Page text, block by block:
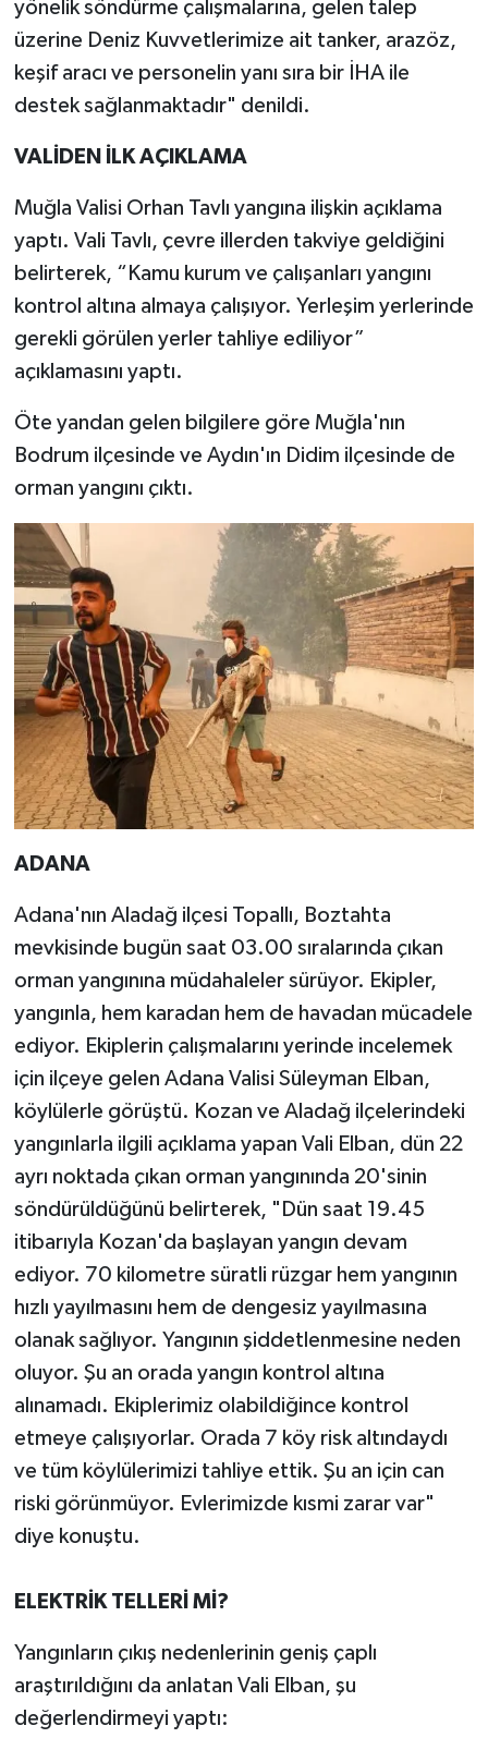
yönelik söndürme çalışmalarına, gelen talep
üzerine Deniz Kuvvetlerimize ait tanker, arazöz,
keşif aracı ve personelin yanı sıra bir İHA ile
destek sağlanmaktadır" denildi.
VALİDEN İLK AÇIKLAMA
Muğla Valisi Orhan Tavlı yangına ilişkin açıklama
yaptı. Vali Tavlı, çevre illerden takviye geldiğini
belirterek, “Kamu kurum ve çalışanları yangını
kontrol altına almaya çalışıyor. Yerleşim yerlerinde
gerekli görülen yerler tahliye ediliyor”
açıklamasını yaptı.
Öte yandan gelen bilgilere göre Muğla'nın
Bodrum ilçesinde ve Aydın'ın Didim ilçesinde de
orman yangını çıktı.
ADANA
Adana'nın Aladağ ilçesi Topallı, Boztahta
mevkisinde bugün saat 03.00 sıralarında çıkan
orman yangınına müdahaleler sürüyor. Ekipler,
yangınla, hem karadan hem de havadan mücadele
ediyor. Ekiplerin çalışmalarını yerinde incelemek
için ilçeye gelen Adana Valisi Süleyman Elban,
köylülerle görüştü. Kozan ve Aladağ ilçelerindeki
yangınlarla ilgili açıklama yapan Vali Elban, dün 22
ayrı noktada çıkan orman yangınında 20'sinin
söndürüldüğünü belirterek, "Dün saat 19.45
itibarıyla Kozan'da başlayan yangın devam
ediyor. 70 kilometre süratli rüzgar hem yangının
hızlı yayılmasını hem de dengesiz yayılmasına
olanak sağlıyor. Yangının şiddetlenmesine neden
oluyor. Şu an orada yangın kontrol altına
alınamadı. Ekiplerimiz olabildiğince kontrol
etmeye çalışıyorlar. Orada 7 köy risk altındaydı
ve tüm köylülerimizi tahliye ettik. Şu an için can
riski görünmüyor. Evlerimizde kısmi zarar var"
diye konuştu.
ELEKTRİK TELLERİ Mİ?
Yangınların çıkış nedenlerinin geniş çaplı
araştırıldığını da anlatan Vali Elban, şu
değerlendirmeyi yaptı: